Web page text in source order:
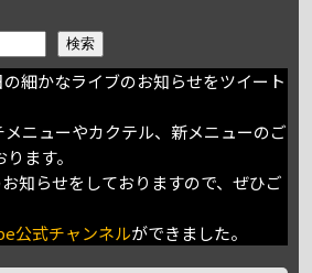
検索
細かなライブのお知らせをツイート
メニューやカクテル、新メニューのご
ます。
知らせをしておりますので、ぜひご
公式チャンネルができました。